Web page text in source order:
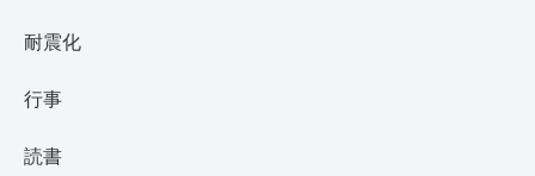
耐震化
行事
読書